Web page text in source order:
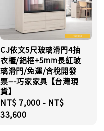
CJ依文5尺玻璃滑門4抽
衣櫃/鋁框+5mm長紅玻
璃滑門/免運/含稅開發
票---巧家家具【台灣現
貨】
Regular
price
NT$ 7,000 - NT$
33,600